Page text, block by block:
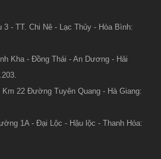
3 - TT. Chi Nê - Lạc Thủy - Hòa Bình:
Kha - Đồng Thái - An Dương - Hải
Km 22 Đường Tuyên Quang - Hà Giang:
1A - Đại Lộc - Hậu lộc - Thanh Hóa: